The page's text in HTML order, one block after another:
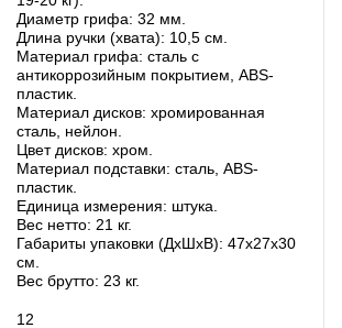
Диаметр грифа: 32 мм.
Длина ручки (хвата): 10,5 см.
Материал грифа: сталь с
антикоррозийным покрытием, ABS-
пластик.
Материал дисков: хромированная
сталь, нейлон.
Цвет дисков: хром.
Материал подставки: сталь, ABS-
пластик.
Единица измерения: штука.
Вес нетто: 21 кг.
Габариты упаковки (ДхШхВ): 47х27х30
см.
Вес брутто: 23 кг.
12